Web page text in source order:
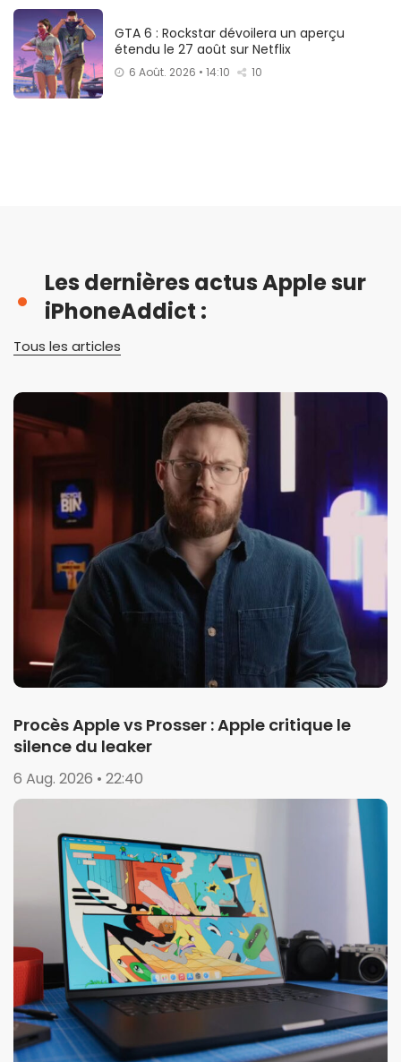
GTA 6 : Rockstar dévoilera un aperçu
étendu le 27 août sur Netflix
6 Août. 2026 • 14:10 10
Les dernières actus Apple sur
iPhoneAddict :
Tous les articles
Procès Apple vs Prosser : Apple critique le
silence du leaker
6 Aug. 2026 • 22:40